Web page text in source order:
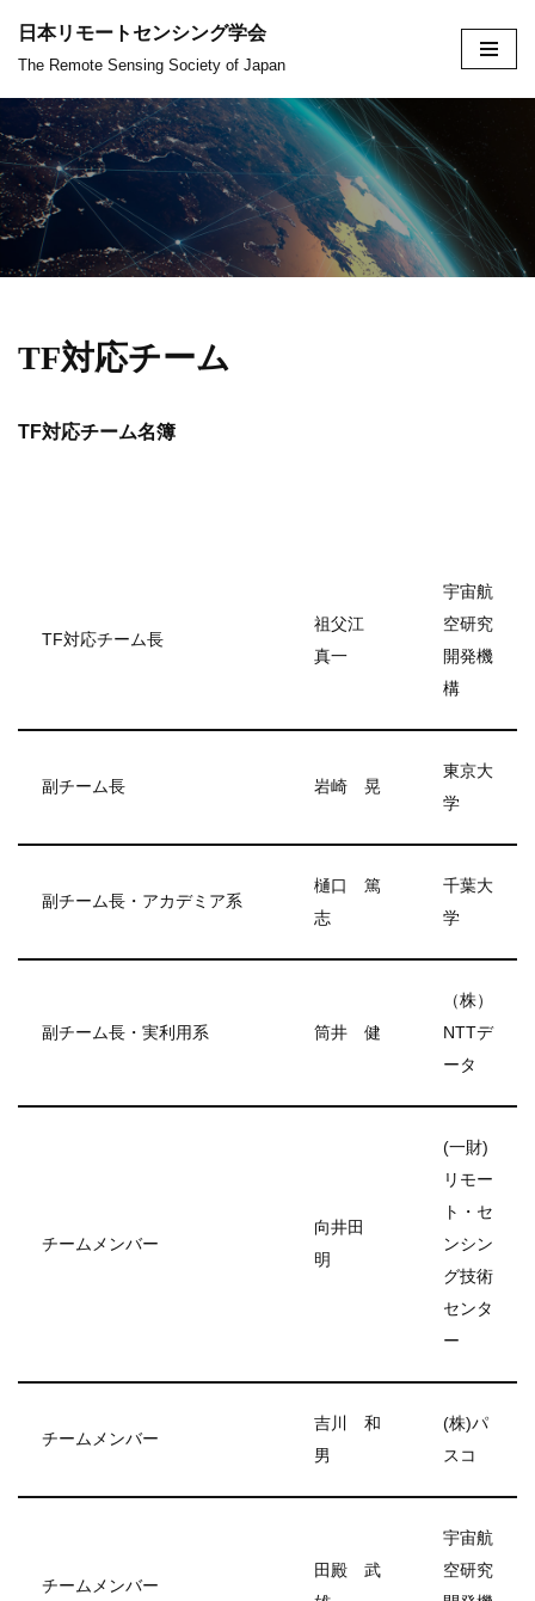
コ
ン
テ
ン
ツ
へ
ス
プ
日本リモートセンシング学会
The Remote Sensing Society of Japan
TF対応チーム
TF対応チーム名簿
TF対応チーム長
祖父江
真一
宇宙航
空研究
開発機
構
副チーム長 岩崎 晃
東京大
学
副チーム長・アカデミア系
樋口 篤
志
千葉大
学
副チーム長・実利用系 筒井 健
（株）
NTTデ
ータ
チームメンバー
向井田
明
(一財)
リモー
ト・セ
ンシン
グ技術
センタ
ー
チームメンバー
吉川 和
男
(株)パ
スコ
チームメンバー
田殿 武
宇宙航
空研究